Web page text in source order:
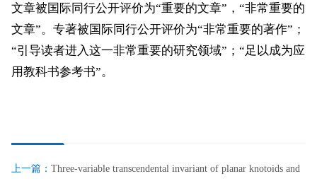
文章被国际同行公开评价为“重要的文章”，“非常重要的
文章”。专著被国际同行公开评价为“非常重要的著作”；
“引导读者进入这一非常重要的研究领域”；“足以成为应
用教科书参考书”。
上一篇： Three-variable transcendental invariant of planar knotoids and